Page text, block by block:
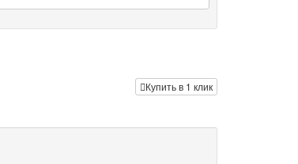
Купить в 1 клик